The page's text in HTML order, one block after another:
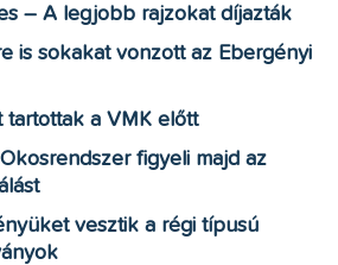
– A legjobb rajzokat díjazták
is sokakat vonzott az Ebergényi
tartottak a VMK előtt
figyeli majd az
vesztik a régi típusú